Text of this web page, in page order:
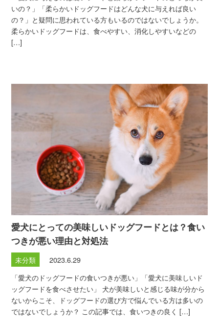
いの？」「柔らかいドッグフードはどんな犬に与えれば良い
の？」と疑問に思われている方もいるのではないでしょうか。
柔らかいドッグフードは、食べやすい、消化しやすいなどの
[…]
愛犬にとっての美味しいドッグフードとは？食い
つきが悪い理由と対処法
未分類
2023.6.29
「愛犬のドッグフードの食いつきが悪い」「愛犬に美味しいド
ッグフードを食べさせたい」 犬が美味しいと感じる味が分から
ないからこそ、ドッグフードの選び方で悩んでいる方は多いの
ではないでしょうか？ この記事では、食いつきの良く […]